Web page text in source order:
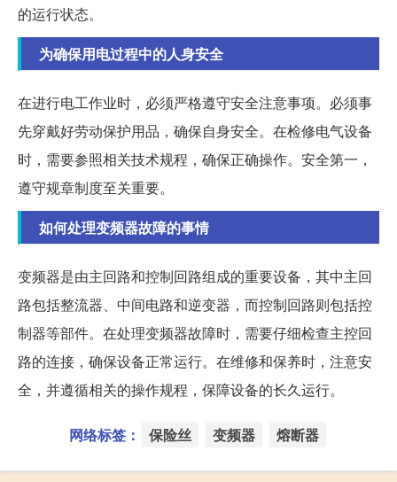
的运行状态。
为确保用电过程中的人身安全
在进行电工作业时，必须严格遵守安全注意事项。必须事
先穿戴好劳动保护用品，确保自身安全。在检修电气设备
时，需要参照相关技术规程，确保正确操作。安全第一，
遵守规章制度至关重要。
如何处理变频器故障的事情
变频器是由主回路和控制回路组成的重要设备，其中主回
路包括整流器、中间电路和逆变器，而控制回路则包括控
制器等部件。在处理变频器故障时，需要仔细检查主控回
路的连接，确保设备正常运行。在维修和保养时，注意安
全，并遵循相关的操作规程，保障设备的长久运行。
网络标签： 保险丝 变频器 熔断器